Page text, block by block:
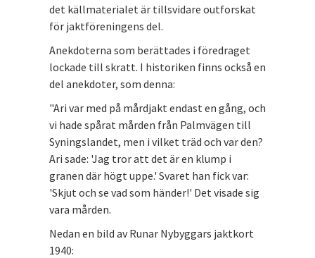
det källmaterialet är tillsvidare outforskat
för jaktföreningens del.
Anekdoterna som berättades i föredraget
lockade till skratt. I historiken finns också en
del anekdoter, som denna:
"Ari var med på mårdjakt endast en gång, och
vi hade spårat mården från Palmvägen till
Syningslandet, men i vilket träd och var den?
Ari sade: 'Jag tror att det är en klump i
granen där högt uppe.' Svaret han fick var:
'Skjut och se vad som händer!' Det visade sig
vara mården.
Nedan en bild av Runar Nybyggars jaktkort
1940: